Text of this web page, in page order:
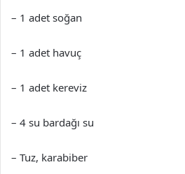
– 1 adet soğan
– 1 adet havuç
– 1 adet kereviz
– 4 su bardağı su
– Tuz, karabiber